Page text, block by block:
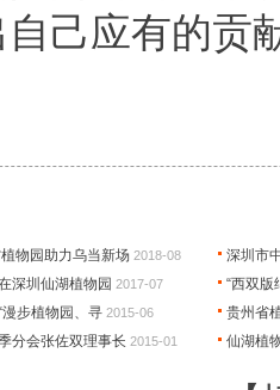
己应有的贡
物园助力乌当新场 2018-08
深圳市
深圳仙湖植物园 2017-07
“西双版
步植物园、寻 2015-06
贵州省
分会张佐双理事长 2015-01 仙湖植